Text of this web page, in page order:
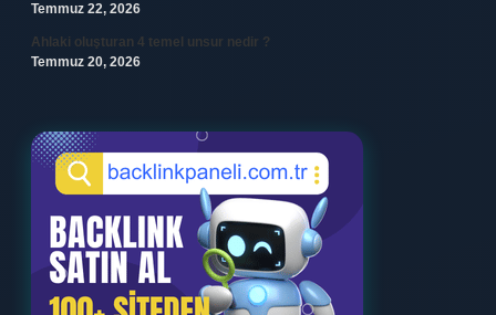
Temmuz 22, 2026
Ahlaki oluşturan 4 temel unsur nedir ?
Temmuz 20, 2026